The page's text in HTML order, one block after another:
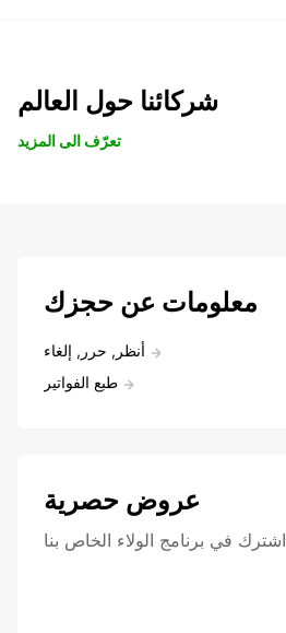
شركائنا حول العالم
تعرّف الى المزيد
معلومات عن حجزك
أنظر, حرر, إلغاء
طبع الفواتير
عروض حصرية
اشترك في برنامج الولاء الخاص بنا